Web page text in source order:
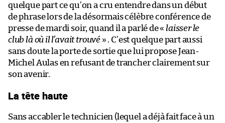
quelque part ce qu’on a cru entendre dans un début
de phrase lors de la désormais célèbre conférence de
presse de mardi soir, quand il a parlé de « laisser le
club là où il l’avait trouvé» . C’est quelque part aussi
sans doute la porte de sortie que lui propose Jean-
Michel Aulas en refusant de trancher clairement sur
son avenir.
La tête haute
Sans accabler le technicien (lequel a déjà fait face à un